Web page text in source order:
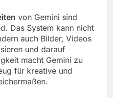
von Gemini sind
Das System kann nicht
auch Bilder, Videos
und darauf
macht Gemini zu
für kreative und